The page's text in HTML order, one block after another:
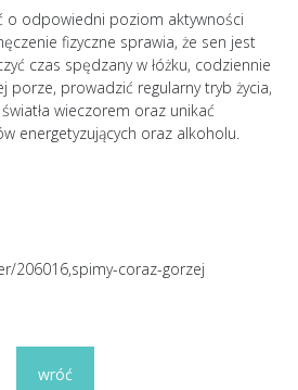
o odpowiedni poziom aktywności
fizyczne sprawia, że sen jest
czas spędzany w łóżku, codziennie
porze, prowadzić regularny tryb życia,
wieczorem oraz unikać
energetyzujących oraz alkoholu.
206016,spimy-coraz-gorzej
wróć